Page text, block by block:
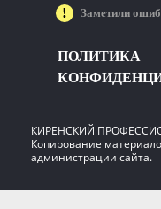
Заметили
ПОЛИТИКА
КИРЕНСКИЙ
Копирование
администрации сайта.